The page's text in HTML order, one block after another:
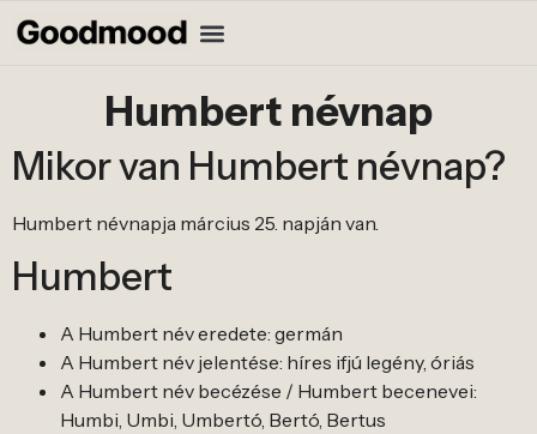
Humbert névnap
Mikor van Humbert névnap?
Humbert névnapja március 25. napján van.
Humbert
A Humbert név eredete: germán
A Humbert név jelentése: híres ifjú legény, óriás
A Humbert név becézése / Humbert becenevei:
Humbi, Umbi, Umbertó, Bertó, Bertus